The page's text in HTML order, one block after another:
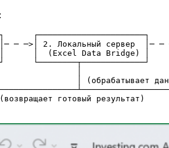
┌──────────────────────┐
─ ─>│ 2. Локальный сервер  │─ ─
│      │  (Excel Data Bridge) │
└────────┬─────────────┘
│
│ (обрабатывает
готовый результат)